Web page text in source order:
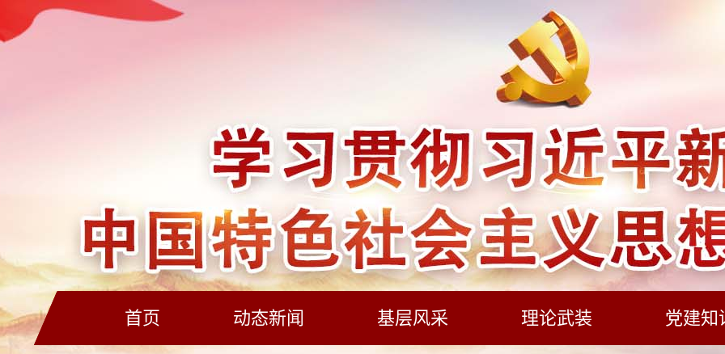
首页 动态新闻 基层风采 理论武装 党建知